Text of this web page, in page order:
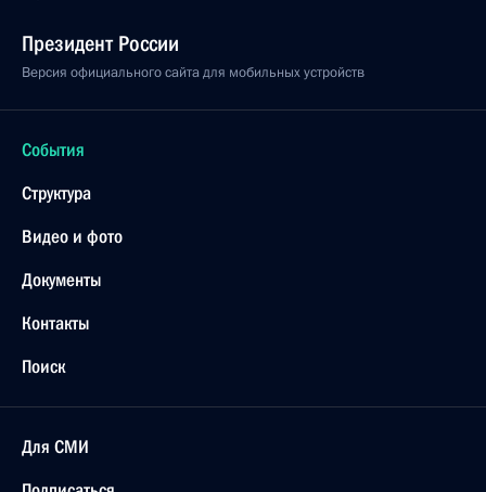
Президент России
Версия официального сайта для мобильных устройств
События
Структура
Видео и фото
Документы
Контакты
Поиск
Для СМИ